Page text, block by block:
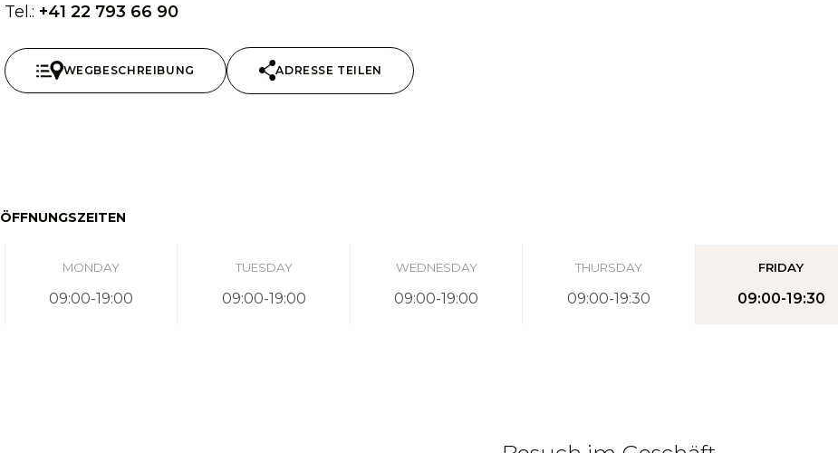
Tel.: +41 22 793 66 90
WEGBESCHREIBUNG ADRESSE TEILEN
ÖFFNUNGSZEITEN
MONDAY
09:00-19:00
TUESDAY
09:00-19:00
WEDNESDAY
09:00-19:00
THURSDAY
09:00-19:30
FRIDAY
09:00-19:30